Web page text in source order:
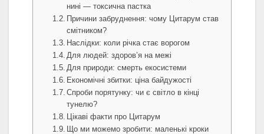
нині — токсична пастка
Причини забруднення: чому Цитарум став
смітником?
Наслідки: коли річка стає ворогом
Для людей: здоров’я на межі
Для природи: смерть екосистеми
Економічні збитки: ціна байдужості
Спроби порятунку: чи є світло в кінці
тунелю?
Цікаві факти про Цитарум
Що ми можемо зробити: маленькі кроки